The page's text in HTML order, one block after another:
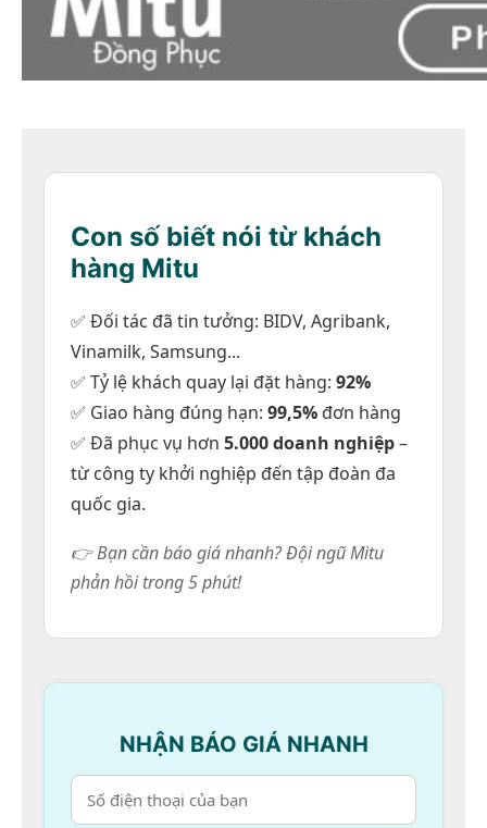
Áo thun polo
Áo thun cổ trụ xanh ngọc 3 sọc
Liên hệ
Con số biết nói từ khách
hàng Mitu
✅ Đối tác đã tin tưởng: BIDV, Agribank,
Vinamilk, Samsung...
✅ Tỷ lệ khách quay lại đặt hàng: 92%
✅ Giao hàng đúng hạn: 99,5% đơn hàng
✅ Đã phục vụ hơn 5.000 doanh nghiệp–
từ công ty khởi nghiệp đến tập đoàn đa
quốc gia.
👉 Bạn cần báo giá nhanh? Đội ngũ Mitu
phản hồi trong 5 phút!
NHẬN BÁO GIÁ NHANH